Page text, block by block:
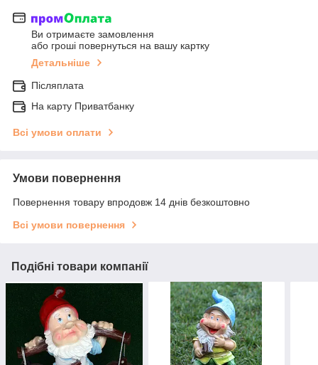
Ви отримаєте замовлення
або гроші повернуться на вашу картку
Детальніше
Післяплата
На карту Приватбанку
Всі умови оплати
Умови повернення
Повернення товару впродовж 14 днів безкоштовно
Всі умови повернення
Подібні товари компанії